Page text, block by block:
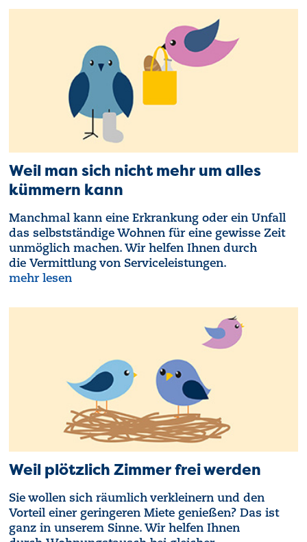
Weil man sich nicht mehr um alles
kümmern kann
Manchmal kann eine Erkrankung oder ein Unfall
das selbstständige Wohnen für eine gewisse Zeit
unmöglich machen. Wir helfen Ihnen durch
dieVermittlung von Serviceleistungen.
mehr lesen
Weil plötzlich Zimmer frei werden
Sie wollen sich räumlich verkleinern und den
Vorteil einer geringeren Miete genießen? Das ist
ganz in unserem Sinne. Wir helfen Ihnen